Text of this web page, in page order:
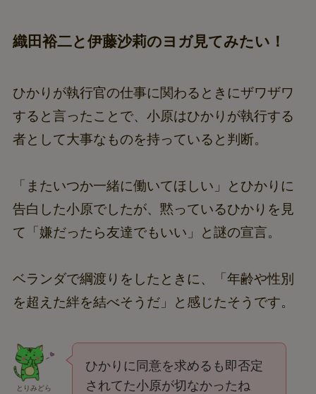
織田裕二と伊藤沙莉のヨガ見てみたい！
ひかりが執行官の仕事に関わるときにザワザワ
すると言ったことで、小原はひかりが執行する
者として大事なものを持っていると判断。
「またいつか一緒に働いてほしい」とひかりに
告白した小原でしたが、黙っているひかりを見
て「嫌だったら友達でもいい」と謎の宣言。
ベランダで綱渡りをしたときに、「年齢や性別
を超えた絆を結べそうだ」と感じたそうです。
とりみどら
ひかりに同意を求めるも即否定
されてた小原が切なかったね